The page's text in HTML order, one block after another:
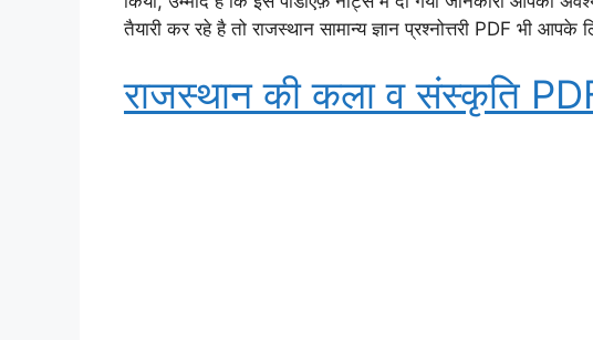
तैयारी कर रहे है तो राजस्थान सामान्य ज्ञान प्रश्नोत्तरी PDF भी आपके
राजस्थान की कला व संस्कृति